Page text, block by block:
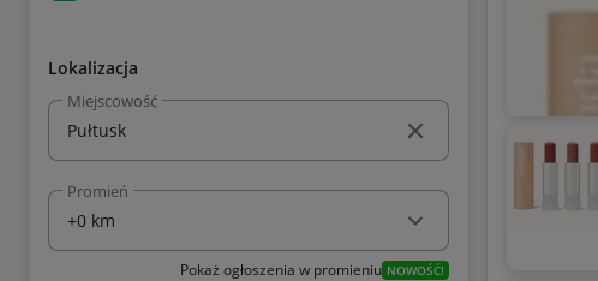
Lokalizacja
Miejscowość
Promień
Pokaż ogłoszenia w promieniu NOWOŚĆ!